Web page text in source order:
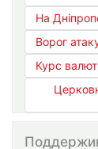
На
Ворог
Курс